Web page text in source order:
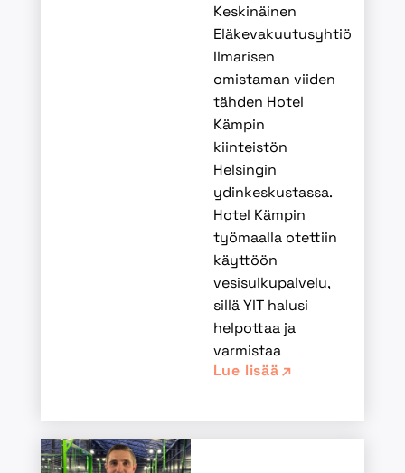
Keskinäinen
Eläkevakuutusyhtiö
Ilmarisen
omistaman viiden
tähden Hotel
Kämpin
kiinteistön
Helsingin
ydinkeskustassa.
Hotel Kämpin
työmaalla otettiin
käyttöön
vesisulkupalvelu,
sillä YIT halusi
helpottaa ja
varmistaa
Lue lisää